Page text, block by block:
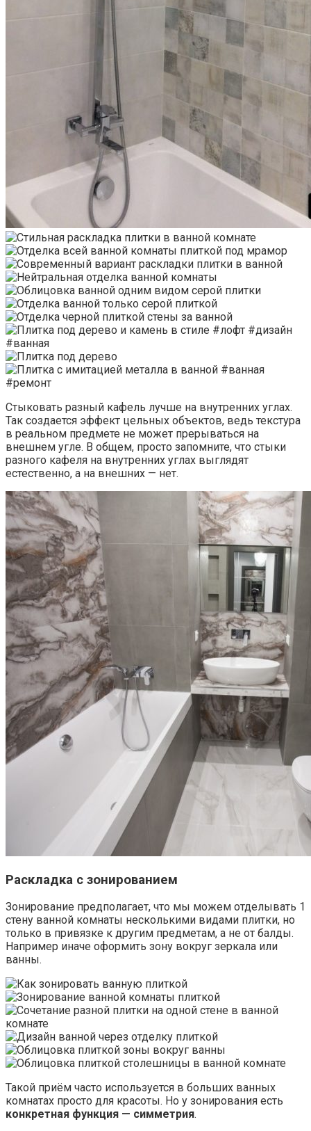
Стыковать разный кафель лучше на внутренних углах.
Так создается эффект цельных объектов, ведь текстура
в реальном предмете не может прерываться на
внешнем угле. В общем, просто запомните, что стыки
разного кафеля на внутренних углах выглядят
естественно, а на внешних — нет.
Раскладка с зонированием
Зонирование предполагает, что мы можем отделывать 1
стену ванной комнаты несколькими видами плитки, но
только в привязке к другим предметам, а не от балды.
Например иначе оформить зону вокруг зеркала или
ванны.
Такой приём часто используется в больших ванных
комнатах просто для красоты. Но у зонирования есть
конкретная функция — симметрия.